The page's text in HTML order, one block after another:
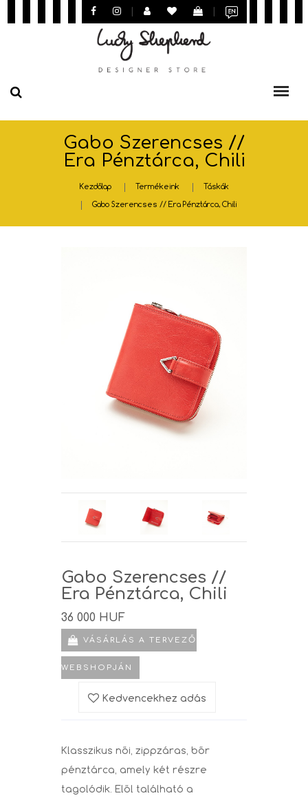
| |
Gabo Szerencses //
Era Pénztárca, Chili
Kezdőlap Termékeink
Táskák
Gabo Szerencses // Era Pénztárca, Chili
Gabo Szerencses //
Era Pénztárca, Chili
36 000 HUF
VÁSÁRLÁS A TERVEZŐ
WEBSHOPJÁN
Kedvencekhez adás
Klasszikus női, zippzáras, bőr
pénztárca, amely két részre
tagolódik. Elől található a